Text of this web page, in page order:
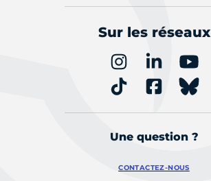
Sur les réseaux
Une question ?
CONTACTEZ-NOUS